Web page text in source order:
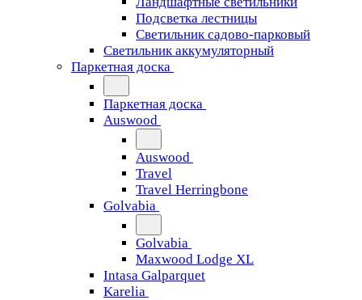
Подсветка лестницы
Светильник садово-парковый
Светильник аккумуляторный
Паркетная доска
Паркетная доска
Auswood
Auswood
Travel
Travel Herringbone
Golvabia
Golvabia
Maxwood Lodge XL
Intasa Galparquet
Karelia